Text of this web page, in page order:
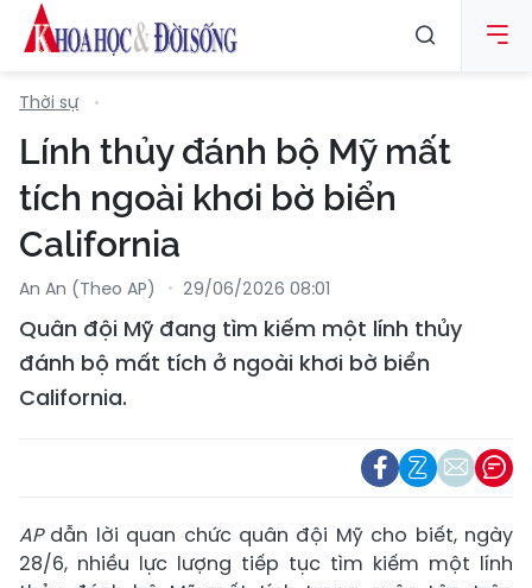
Thời sự
Lính thủy đánh bộ Mỹ mất
tích ngoài khơi bờ biển
California
An An (Theo AP) 29/06/2026 08:01
Quân đội Mỹ đang tìm kiếm một lính thủy
đánh bộ mất tích ở ngoài khơi bờ biển
California.
APdẫn lời quan chức quân đội Mỹ cho biết, ngày
28/6, nhiều lực lượng tiếp tục tìm kiếm một lính